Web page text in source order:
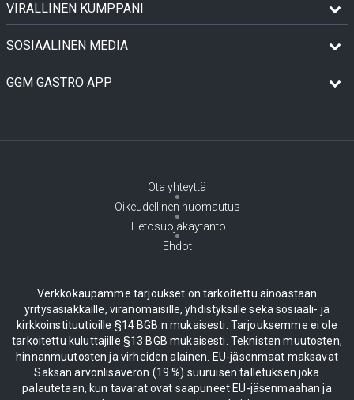
VIRALLINEN KUMPPANI
SOSIAALINEN MEDIA
GGM GASTRO APP
Ota yhteyttä
Oikeudellinen huomautus
Tietosuojakäytäntö
Ehdot
Verkkokaupamme tarjoukset on tarkoitettu ainoastaan
yritysasiakkaille, viranomaisille, yhdistyksille sekä sosiaali- ja
kirkkoinstituutioille §14 BGB:n mukaisesti. Tarjouksemme ei ole
tarkoitettu kuluttajille §13 BGB mukaisesti. Teknisten muutosten,
hinnanmuutosten ja virheiden alainen. EU-jäsenmaat maksavat
Saksan arvonlisäveron (19 %) suuruisen talletuksen joka
palautetaan, kun tavarat ovat saapuneet EU-jäsenmaahan ja